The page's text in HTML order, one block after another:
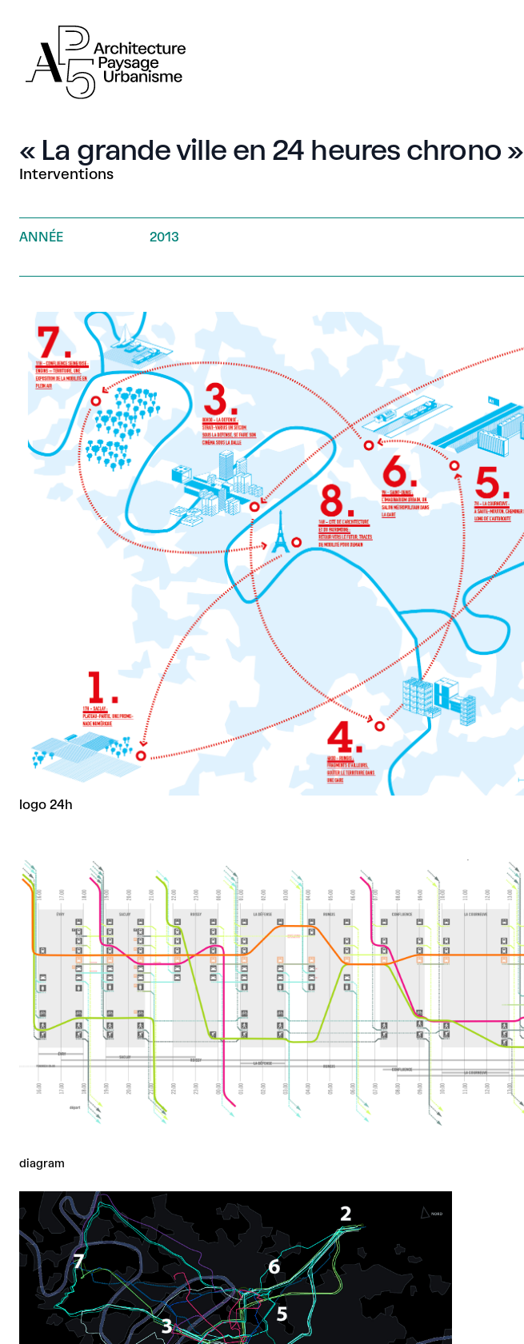
« La grande ville en 24 heures chrono »
Interventions
ANNÉE 2013
logo 24h
diagram